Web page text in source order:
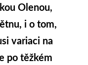
Olenou,
i o tom,
variaci na
po těžkém